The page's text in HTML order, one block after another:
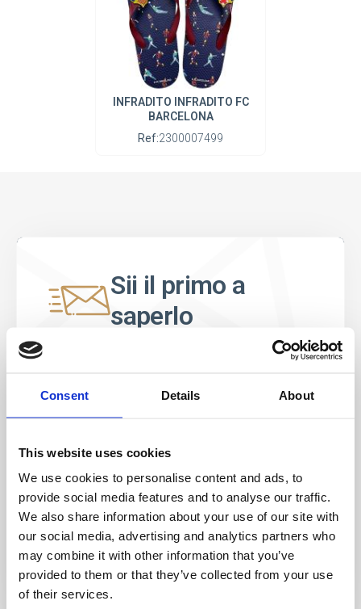
Consent Details About
This website uses cookies
We use cookies to personalise content and ads, to
provide social media features and to analyse our traffic.
We also share information about your use of our site with
our social media, advertising and analytics partners who
may combine it with other information that you’ve
provided to them or that they’ve collected from your use
of their services.
INFRADITO INFRADITO FC
BARCELONA
Ref:2300007499
Sii il primo a
saperlo
Offerte speciali, eventi e notizie dal mondo del